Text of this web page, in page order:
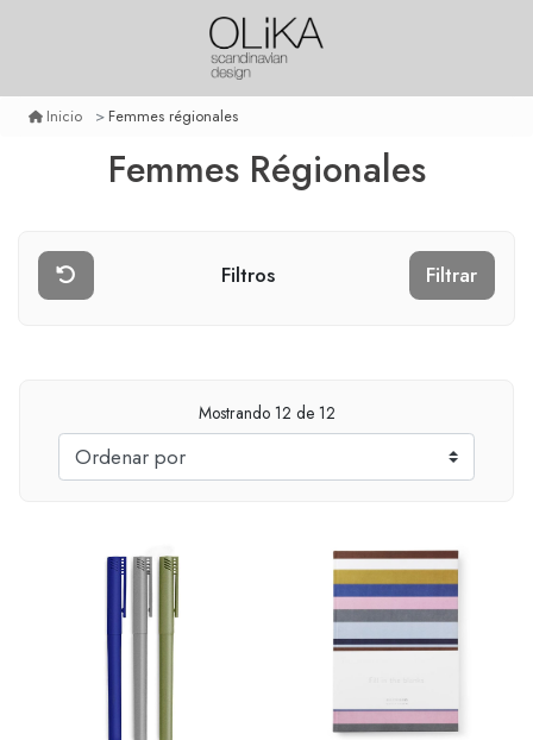
Inicio Femmes régionales
Femmes Régionales
Filtros Filtrar
Mostrando 12 de 12